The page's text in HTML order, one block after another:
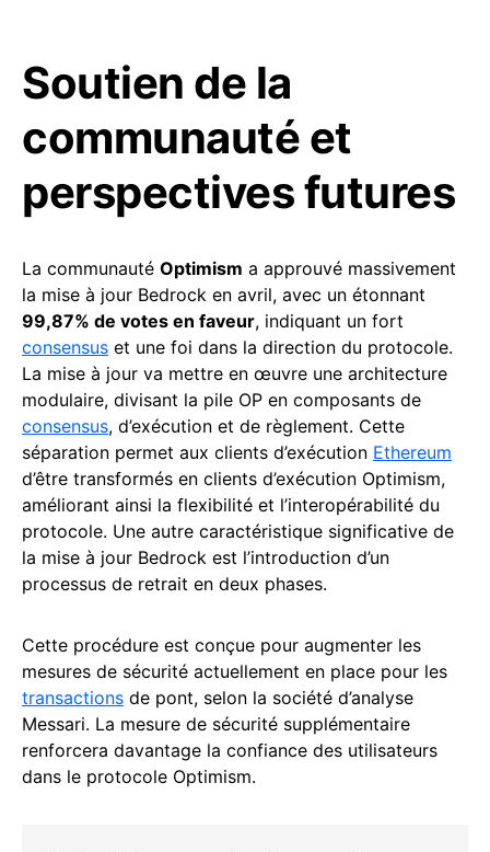
Soutien de la
communauté et
perspectives futures
La communauté Optimism a approuvé massivement
la mise à jour Bedrock en avril, avec un étonnant
99,87% de votes en faveur, indiquant un fort
consensus et une foi dans la direction du protocole.
La mise à jour va mettre en œuvre une architecture
modulaire, divisant la pile OP en composants de
consensus, d’exécution et de règlement. Cette
séparation permet aux clients d’exécution Ethereum
d’être transformés en clients d’exécution Optimism,
améliorant ainsi la flexibilité et l’interopérabilité du
protocole. Une autre caractéristique significative de
la mise à jour Bedrock est l’introduction d’un
processus de retrait en deux phases.
Cette procédure est conçue pour augmenter les
mesures de sécurité actuellement en place pour les
transactions de pont, selon la société d’analyse
Messari. La mesure de sécurité supplémentaire
renforcera davantage la confiance des utilisateurs
dans le protocole Optimism.